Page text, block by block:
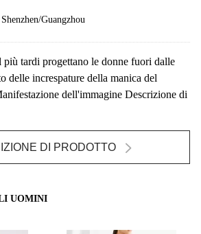
Shenzhen/Guangzhou
più tardi progettano le donne fuori dalle
delle increspature della manica del
dell'immagine Descrizione di
DI PRODOTTO
UOMINI